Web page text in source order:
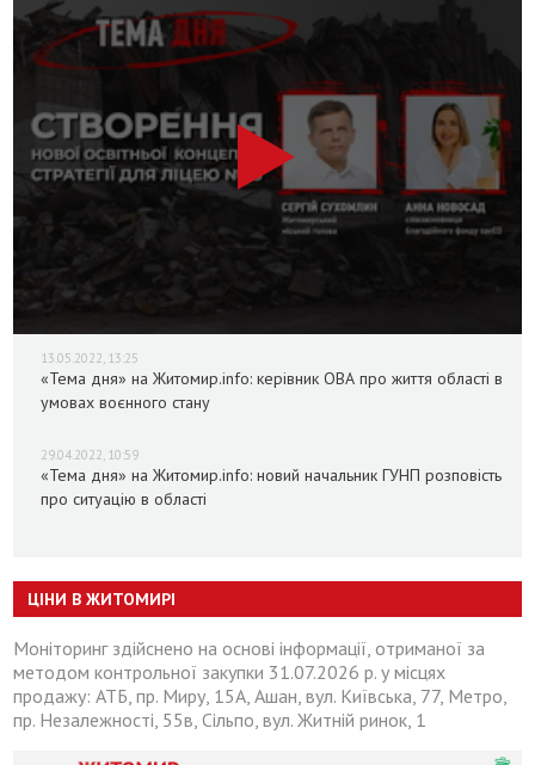
13.05.2022, 13:25
«Тема дня» на Житомир.info: керівник ОВА про життя області в
умовах воєнного стану
29.04.2022, 10:59
«Тема дня» на Житомир.info: новий начальник ГУНП розповість
про ситуацію в області
ЦІНИ В ЖИТОМИРІ
Моніторинг здійснено на основі інформації, отриманої за
методом контрольної закупки 31.07.2026 р. у місцях
продажу: АТБ, пр. Миру, 15А, Ашан, вул. Київська, 77, Метро,
пр. Незалежності, 55в, Сільпо, вул. Житній ринок, 1